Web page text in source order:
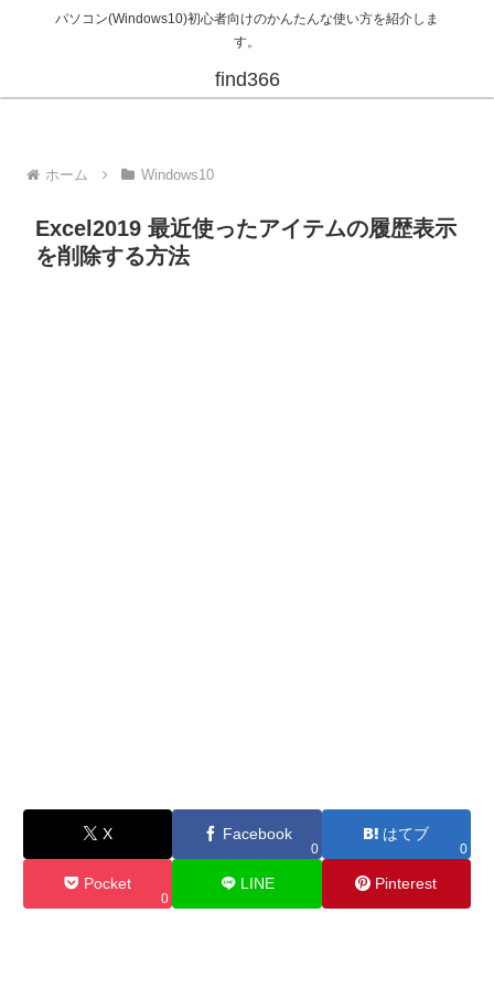
パソコン(Windows10)初心者向けのかんたんな使い方を紹介しま
す。
find366
ホーム Windows10
Excel2019 最近使ったアイテムの履歴表示
を削除する方法
X Facebook
0
はてブ
0
Pocket
0
LINE Pinterest